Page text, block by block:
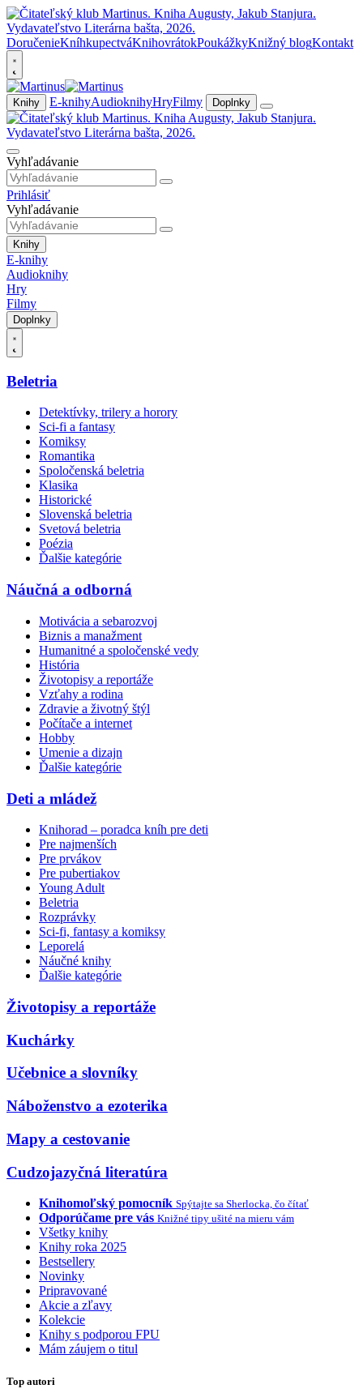
DoručenieKníhkupectváKnihovrátokPoukážkyKnižný blogKontakt
Knihy E-knihyAudioknihyHryFilmy Doplnky
Vyhľadávanie
Prihlásiť
Vyhľadávanie
Knihy
E-knihy
Audioknihy
Hry
Filmy
Doplnky
Beletria
Detektívky, trilery a horory
Sci-fi a fantasy
Komiksy
Romantika
Spoločenská beletria
Klasika
Historické
Slovenská beletria
Svetová beletria
Poézia
Ďalšie kategórie
Náučná a odborná
Motivácia a sebarozvoj
Biznis a manažment
Humanitné a spoločenské vedy
História
Životopisy a reportáže
Vzťahy a rodina
Zdravie a životný štýl
Počítače a internet
Hobby
Umenie a dizajn
Ďalšie kategórie
Deti a mládež
Knihorad – poradca kníh pre deti
Pre najmenších
Pre prvákov
Pre pubertiakov
Young Adult
Beletria
Rozprávky
Sci-fi, fantasy a komiksy
Leporelá
Náučné knihy
Ďalšie kategórie
Životopisy a reportáže
Kuchárky
Učebnice a slovníky
Náboženstvo a ezoterika
Mapy a cestovanie
Cudzojazyčná literatúra
Knihomoľský pomocník Spýtajte sa Sherlocka, čo čítať
Odporúčame pre vás Knižné tipy ušité na mieru vám
Všetky knihy
Knihy roka 2025
Bestsellery
Novinky
Pripravované
Akcie a zľavy
Kolekcie
Knihy s podporou FPU
Mám záujem o titul
Top autori